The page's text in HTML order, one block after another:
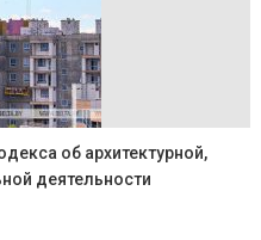
об архитектурной,
деятельности